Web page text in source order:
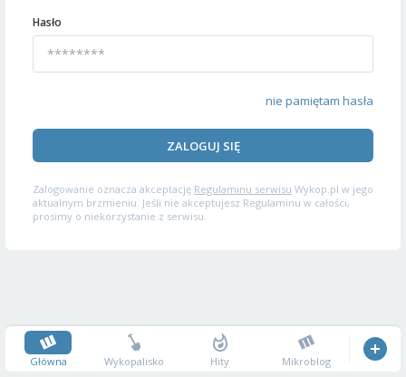
Hasło
nie pamiętam hasła
ZALOGUJ SIĘ
Zalogowanie oznacza akceptację Regulaminu serwisu Wykop.pl w jego
aktualnym brzmieniu. Jeśli nie akceptujesz Regulaminu w całości,
prosimy o niekorzystanie z serwisu.
Główna Wykopalisko Hity Mikroblog